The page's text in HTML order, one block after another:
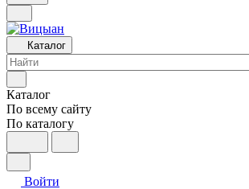
Каталог
Каталог
По всему сайту
По каталогу
Войти